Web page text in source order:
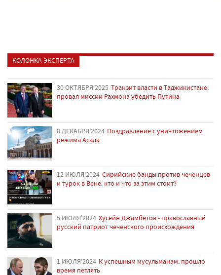
КОЛОНКА ЭКСПЕРТА
30 ОКТЯБРЯ'2025 Транзит власти в Таджикистане:
провал миссии Рахмона убедить Путина
8 ДЕКАБРЯ'2024 Поздравление с уничтожением
режима Асада
12 ИЮЛЯ'2024 Сирийские банды против чеченцев
и турок в Вене: кто и что за этим стоит?
5 ИЮЛЯ'2024 Хусейн Джамбетов - православный
русский патриот чеченского происхождения
1 ИЮЛЯ'2024 К успешным мусульманам: прошло
время петлять